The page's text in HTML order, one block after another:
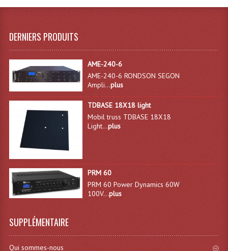
Câble Rallonge DMX512 MIDI
Câbles Module, Cables Audio
Câble Multi-Paires Audio
Câbles Enceintes
Adaptateurs Audio
Divers Bricolage
DERNIERS PRODUITS
AME-240-6
AME-240-6 RONDSON SEGON
Ampli...plus
TDBASE 18X18 light
Mobil truss TDBASE 18X18
Light...plus
PRM 60
PRM 60 Power Dynamics 60W
100V...plus
SUPPLÉMENTAIRE
Qui sommes-nous